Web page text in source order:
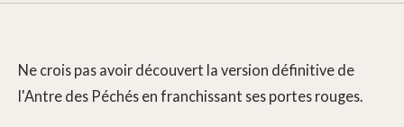
Ne crois pas avoir découvert la version définitive de
l'Antre des Péchés en franchissant ses portes rouges.